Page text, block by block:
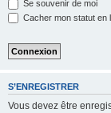
Se souvenir de moi
Cacher mon statut en
S’ENREGISTRER
Vous devez être